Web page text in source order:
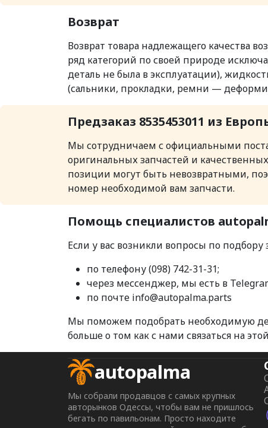
Возврат
Возврат товара надлежащего качества
ряд категорий по своей природе
деталь не была в эксплуатации),
(сальники, прокладки, ремни —
Предзаказ 8535453011 из
Мы сотрудничаем с официальными
оригинальных запчастей и
позиции могут быть невозвратными,
номер необходимой вам запчасти.
Помощь специалистов
Если у вас возникли вопросы по
по телефону (098) 742-31-31;
через мессенджер, мы есть в
по почте info@autopalma.parts
Мы поможем подобрать необходимую
больше о том как с нами связаться на этой
autopalma
Мы собрали продавцов с самых крупных
авторынков Одессы, чтобы вам не пришлось
бегать по павильонам. Просто находите